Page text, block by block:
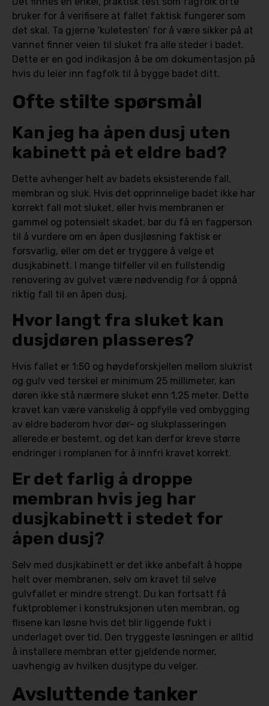
bruker for å verifisere at fallet faktisk fungerer som
det skal. Ta gjerne ‘kuletesten’ for å være sikker på at
vannet finner veien til sluket fra alle steder i badet.
Dette er en god indikasjon å be om dokumentasjon på
hvis du leier inn fagfolk til å bygge badet ditt.
Ofte stilte spørsmål
Kan jeg ha åpen dusj uten
kabinett på et eldre bad?
Dette avhenger helt av badets eksisterende fall,
membran og sluk. Hvis det opprinnelige badet ikke har
korrekt fall mot sluket, eller hvis membranen er
gammel og potensielt skadet, bør du få en fagperson
til å vurdere om en åpen dusjløsning faktisk er
forsvarlig, eller om det er tryggere å velge et
dusjkabinett. I mange tilfeller vil en fullstendig
renovering av gulvet være nødvendig for å oppnå
riktig fall til en åpen dusj.
Hvor langt fra sluket kan
dusjdøren plasseres?
Hvis fallet er 1:50 og høydeforskjellen mellom slukrist
og gulv ved terskel er minimum 25 millimeter, kan
døren ikke stå nærmere sluket enn 1,25 meter. Dette
kravet kan være vanskelig å oppfylle ved ombygging
av eldre baderom hvor dør- og slukplasseringen
allerede er bestemt, og det kan derfor kreve større
endringer i romplanen for å innfri kravet korrekt.
Er det farlig å droppe
membran hvis jeg har
dusjkabinett i stedet for
åpen dusj?
Selv med dusjkabinett er det ikke anbefalt å hoppe
helt over membranen, selv om kravet til selve
gulvfallet er mindre strengt. Du kan fortsatt få
fuktproblemer i konstruksjonen uten membran, og
flisene kan løsne hvis det blir liggende fukt i
underlaget over tid. Den tryggeste løsningen er alltid
å installere membran etter gjeldende normer,
uavhengig av hvilken dusjtype du velger.
Avsluttende tanker